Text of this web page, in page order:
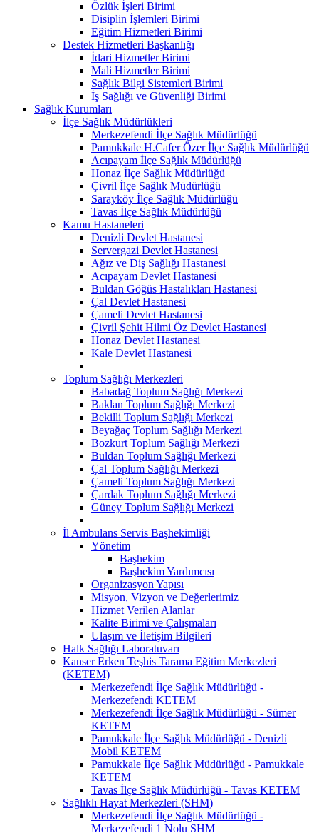
Özlük İşleri Birimi
Disiplin İşlemleri Birimi
Eğitim Hizmetleri Birimi
Destek Hizmetleri Başkanlığı
İdari Hizmetler Birimi
Mali Hizmetler Birimi
Sağlık Bilgi Sistemleri Birimi
İş Sağlığı ve Güvenliği Birimi
Sağlık Kurumları
İlçe Sağlık Müdürlükleri
Merkezefendi İlçe Sağlık Müdürlüğü
Pamukkale H.Cafer Özer İlçe Sağlık Müdürlüğü
Acıpayam İlçe Sağlık Müdürlüğü
Honaz İlçe Sağlık Müdürlüğü
Çivril İlçe Sağlık Müdürlüğü
Sarayköy İlçe Sağlık Müdürlüğü
Tavas İlçe Sağlık Müdürlüğü
Kamu Hastaneleri
Denizli Devlet Hastanesi
Servergazi Devlet Hastanesi
Ağız ve Diş Sağlığı Hastanesi
Acıpayam Devlet Hastanesi
Buldan Göğüs Hastalıkları Hastanesi
Çal Devlet Hastanesi
Çameli Devlet Hastanesi
Çivril Şehit Hilmi Öz Devlet Hastanesi
Honaz Devlet Hastanesi
Kale Devlet Hastanesi
Toplum Sağlığı Merkezleri
Babadağ Toplum Sağlığı Merkezi
Baklan Toplum Sağlığı Merkezi
Bekilli Toplum Sağlığı Merkezi
Beyağaç Toplum Sağlığı Merkezi
Bozkurt Toplum Sağlığı Merkezi
Buldan Toplum Sağlığı Merkezi
Çal Toplum Sağlığı Merkezi
Çameli Toplum Sağlığı Merkezi
Çardak Toplum Sağlığı Merkezi
Güney Toplum Sağlığı Merkezi
İl Ambulans Servis Başhekimliği
Yönetim
Başhekim
Başhekim Yardımcısı
Organizasyon Yapısı
Misyon, Vizyon ve Değerlerimiz
Hizmet Verilen Alanlar
Kalite Birimi ve Çalışmaları
Ulaşım ve İletişim Bilgileri
Halk Sağlığı Laboratuvarı
Kanser Erken Teşhis Tarama Eğitim Merkezleri
(KETEM)
Merkezefendi İlçe Sağlık Müdürlüğü -
Merkezefendi KETEM
Merkezefendi İlçe Sağlık Müdürlüğü - Sümer
KETEM
Pamukkale İlçe Sağlık Müdürlüğü - Denizli
Mobil KETEM
Pamukkale İlçe Sağlık Müdürlüğü - Pamukkale
KETEM
Tavas İlçe Sağlık Müdürlüğü - Tavas KETEM
Sağlıklı Hayat Merkezleri (SHM)
Merkezefendi İlçe Sağlık Müdürlüğü -
Merkezefendi 1 Nolu SHM